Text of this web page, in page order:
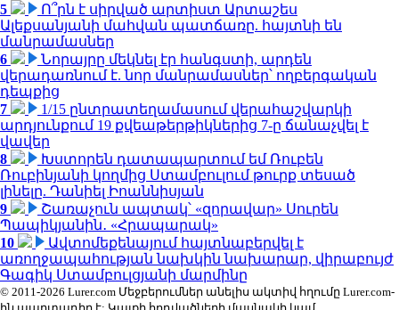
5
Ո՞րն է սիրված արտիստ Արտաշես
Ալեքսանյանի մահվան պատճառը. հայտնի են
մանրամասներ
6
Նորայրը մեկնել էր հանգստի, արդեն
վերադառնում է. նոր մանրամասներ՝ ողբերգական
դեպքից
7
1/15 ընտրատեղամասում վերահաշվարկի
արդյունքում 19 քվեաթերթիկներից 7-ը ճանաչվել է
վավեր
8
Խստորեն դատապարտում եմ Ռուբեն
Ռուբինյանի կողմից Ստամբուլում թուրք տեսած
լինելը. Դանիել Իոաննիսյան
9
Շառաչուն ապտակ՝ «զորավար» Սուրեն
Պապիկյանին․ «Հրապարակ»
10
Ավտոմեքենայում հայտնաբերվել է
առողջապահության նախկին նախարար, վիրաբույժ
Գագիկ Ստամբուլցյանի մարմինը
© 2011-2026 Lurer.com Մեջբերումներ անելիս ակտիվ հղումը Lurer.com-